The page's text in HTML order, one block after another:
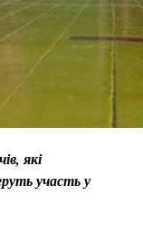
які
участь у